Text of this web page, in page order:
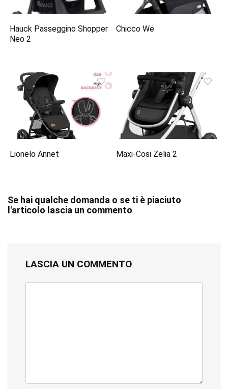
Hauck Passeggino Shopper
Neo 2
Chicco We
Lionelo Annet Maxi-Cosi Zelia 2
Se hai qualche domanda o se ti è piaciuto
l'articolo lascia un commento
LASCIA UN COMMENTO